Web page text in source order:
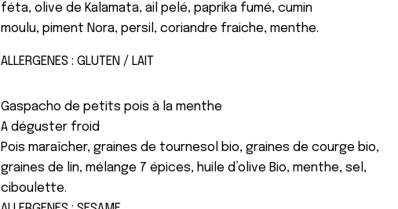
féta, olive de Kalamata, ail pelé, paprika fumé, cumin
moulu, piment Nora, persil, coriandre fraiche, menthe.
ALLERGENES : GLUTEN / LAIT
Gaspacho de petits pois à la menthe
A déguster froid
Pois maraîcher, graines de tournesol bio, graines de courge bio,
graines de lin, mélange 7 épices, huile d’olive Bio, menthe, sel,
ciboulette.